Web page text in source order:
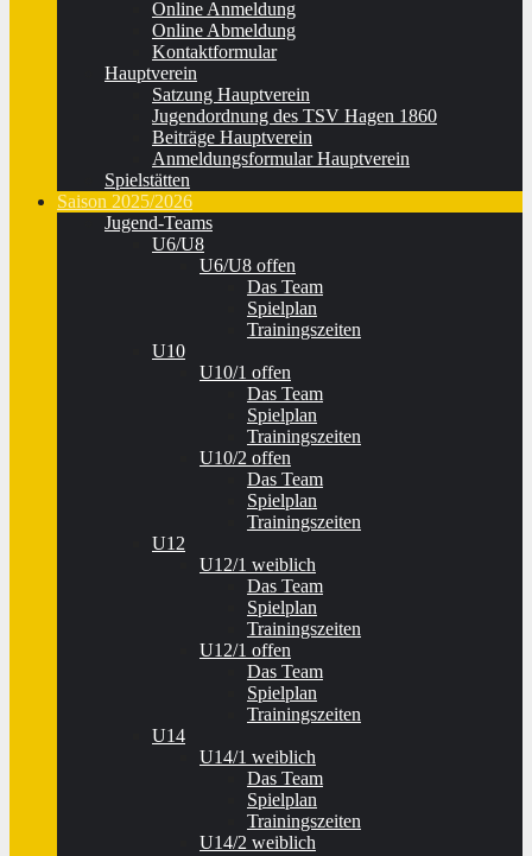
Online Anmeldung
Online Abmeldung
Kontaktformular
Hauptverein
Satzung Hauptverein
Jugendordnung des TSV Hagen 1860
Beiträge Hauptverein
Anmeldungsformular Hauptverein
Spielstätten
Saison 2025/2026
Jugend-Teams
U6/U8
U6/U8 offen
Das Team
Spielplan
Trainingszeiten
U10
U10/1 offen
Das Team
Spielplan
Trainingszeiten
U10/2 offen
Das Team
Spielplan
Trainingszeiten
U12
U12/1 weiblich
Das Team
Spielplan
Trainingszeiten
U12/1 offen
Das Team
Spielplan
Trainingszeiten
U14
U14/1 weiblich
Das Team
Spielplan
Trainingszeiten
U14/2 weiblich